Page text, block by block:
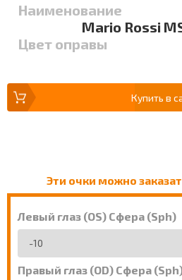
Наименование
Mario Rossi
Цвет оправы
Купить в
Эти очки можно
Левый глаз (OS) Сфера (Sph)
Правый глаз (OD) Сфера